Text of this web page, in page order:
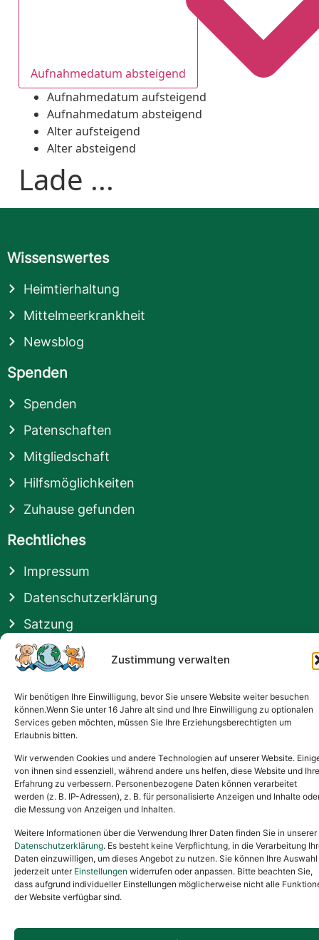
Zustimmung verwalten
Wir benötigen Ihre Einwilligung, bevor Sie unsere Website weiter besuchen
können.Wenn Sie unter 16 Jahre alt sind und Ihre Einwilligung zu optionalen
Services geben möchten, müssen Sie Ihre Erziehungsberechtigten um
Erlaubnis bitten.
Wir verwenden Cookies und andere Technologien auf unserer Website.
von ihnen sind essenziell, während andere uns helfen, diese Website und Ihre
Erfahrung zu verbessern. Personenbezogene Daten können verarbeitet
werden (z. B. IP-Adressen), z. B. für personalisierte Anzeigen und Inhalte
die Messung von Anzeigen und Inhalten.
Weitere Informationen über die Verwendung Ihrer Daten finden Sie in unserer
Datenschutzerklärung. Es besteht keine Verpflichtung, in die Verarbeitung
Daten einzuwilligen, um dieses Angebot zu nutzen. Sie können Ihre Auswahl
jederzeit unter Einstellungen widerrufen oder anpassen. Bitte beachten Sie,
dass aufgrund individueller Einstellungen möglicherweise nicht alle
der Website verfügbar sind.
Aufnahmedatum absteigend
Aufnahmedatum aufsteigend
Aufnahmedatum absteigend
Alter aufsteigend
Alter absteigend
Lade ...
Wissenswertes
Heimtierhaltung
Mittelmeerkrankheit
Newsblog
Spenden
Spenden
Patenschaften
Mitgliedschaft
Hilfsmöglichkeiten
Zuhause gefunden
Rechtliches
Impressum
Datenschutzerklärung
Satzung
Vermittlung & Gebühren